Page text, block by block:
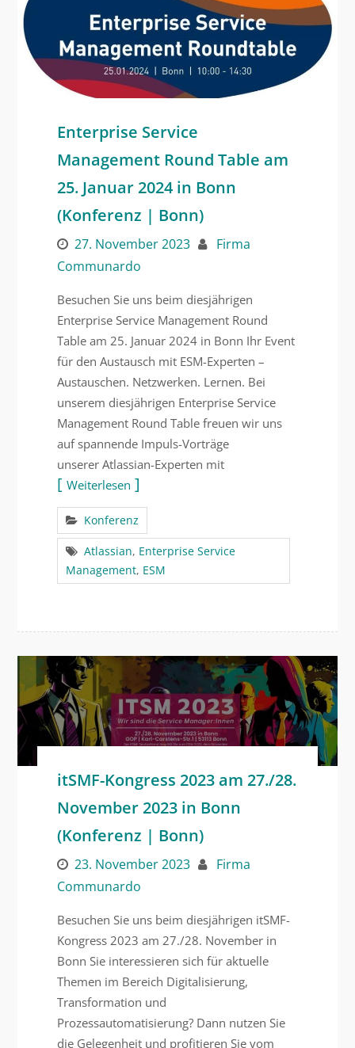
Enterprise Service
Management Round Table am
25. Januar 2024 in Bonn
(Konferenz | Bonn)
27. November 2023
Firma
Communardo
Besuchen Sie uns beim diesjährigen
Enterprise Service Management Round
Table am 25. Januar 2024 in Bonn Ihr Event
für den Austausch mit ESM-Experten –
Austauschen. Netzwerken. Lernen. Bei
unserem diesjährigen Enterprise Service
Management Round Table freuen wir uns
auf spannende Impuls-Vorträge
unserer Atlassian-Experten mit
Weiterlesen
Konferenz
Atlassian, Enterprise Service
Management, ESM
itSMF-Kongress 2023 am 27./28.
November 2023 in Bonn
(Konferenz | Bonn)
23. November 2023
Firma
Communardo
Besuchen Sie uns beim diesjährigen itSMF-
Kongress 2023 am 27./28. November in
Bonn Sie interessieren sich für aktuelle
Themen im Bereich Digitalisierung,
Transformation und
Prozessautomatisierung? Dann nutzen Sie
die Gelegenheit und profitieren Sie vom